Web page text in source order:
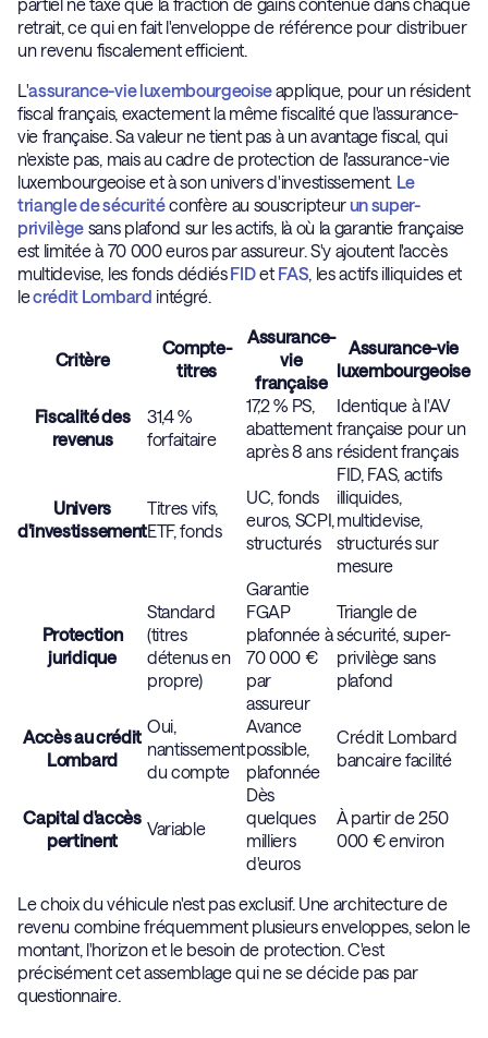
retrait, ce qui en fait l'enveloppe de référence pour distribuer
un revenu fiscalement efficient.
L'assurance-vie luxembourgeoiseapplique, pour un résident
fiscal français, exactement la même fiscalité que l'assurance-
vie française. Sa valeur ne tient pas à un avantage fiscal, qui
n'existe pas, mais au cadre de protection de l'assurance-vie
luxembourgeoise et à son univers d'investissement. Le
triangle de sécuritéconfère au souscripteurun super-
privilège sans plafond sur les actifs, là où la garantie française
est limitée à 70 000 euros par assureur. S'y ajoutent l'accès
multidevise, les fonds dédiésFIDet FAS, les actifs illiquides et
lecrédit Lombard intégré.
Critère
Compte-
titres
Assurance-
vie
française
Assurance-vie
luxembourgeoise
Fiscalité des
revenus
31,4 %
forfaitaire
17,2 % PS,
abattement
après 8 ans
Identique à l'AV
française pour un
résident français
Univers
d'investissement
Titres vifs,
ETF, fonds
UC, fonds
euros, SCPI,
structurés
FID, FAS, actifs
illiquides,
multidevise,
structurés sur
mesure
Protection
juridique
Standard
(titres
détenus en
propre)
Garantie
FGAP
plafonnée à
70 000 €
par
assureur
Triangle de
sécurité, super-
privilège sans
plafond
Accès au crédit
Lombard
Oui,
nantissement
du compte
Avance
possible,
plafonnée
Crédit Lombard
bancaire facilité
Capital d'accès
pertinent
Variable
Dès
quelques
milliers
d'euros
À partir de 250
000 € environ
Le choix du véhicule n'est pas exclusif. Une architecture de
revenu combine fréquemment plusieurs enveloppes, selon le
montant, l'horizon et le besoin de protection. C'est
précisément cet assemblage qui ne se décide pas par
questionnaire.